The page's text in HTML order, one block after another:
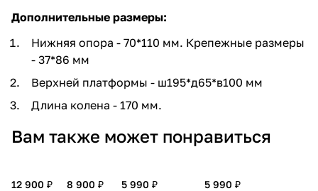
Дополнительные размеры:
Нижняя опора - 70*110 мм. Крепежные размеры
- 37*86 мм
Верхней платформы - ш195*д65*в100 мм
Длина колена - 170 мм.
Вам также может понравиться
12 900 ₽
8 900 ₽
5 990 ₽
5 990 ₽